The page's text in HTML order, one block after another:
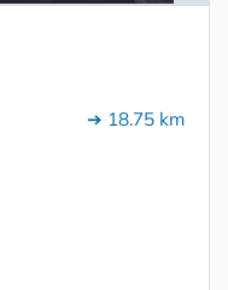
➔ 18.75 km